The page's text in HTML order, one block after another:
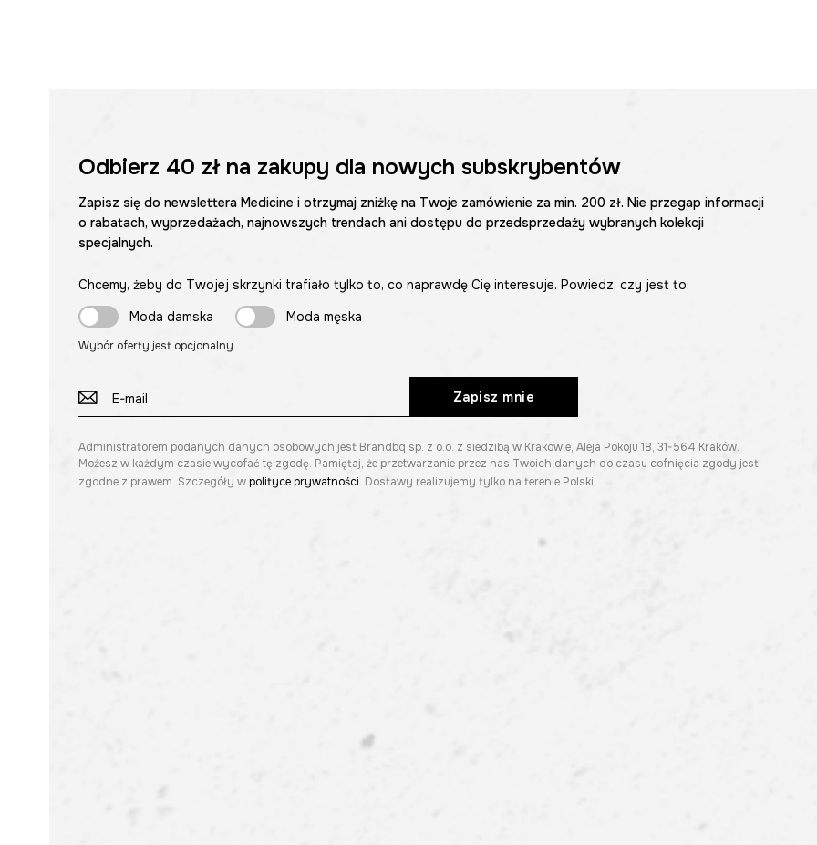
Odbierz 40 złna zakupy dla nowych subskrybentów
Zapisz się do newslettera Medicine i otrzymaj zniżkę na Twoje zamówienie za min. 200 zł. Nie przegap informacji
o rabatach, wyprzedażach, najnowszych trendach ani dostępu do przedsprzedaży wybranych kolekcji
specjalnych.
Chcemy, żeby do Twojej skrzynki trafiało tylko to, co naprawdę Cię interesuje. Powiedz, czy jest to:
Moda damska
Moda męska
Wybór oferty jest opcjonalny
Zapisz mnie
Administratorem podanych danych osobowych jest Brandbq sp. z o.o. z siedzibą w Krakowie, Aleja Pokoju 18, 31-564 Kraków.
Możesz w każdym czasie wycofać tę zgodę. Pamiętaj, że przetwarzanie przez nas Twoich danych do czasu cofnięcia zgody jest
zgodne z prawem. Szczegóły w polityce prywatności. Dostawy realizujemy tylko na terenie Polski.